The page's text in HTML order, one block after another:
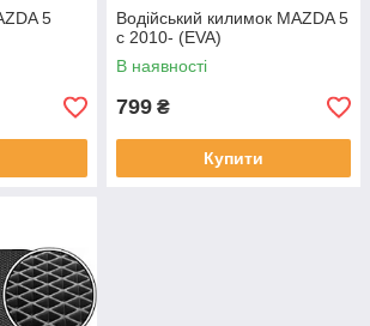
5
Водійський килимок MAZDA 5
с 2010- (EVA)
В наявності
799 ₴
Купити